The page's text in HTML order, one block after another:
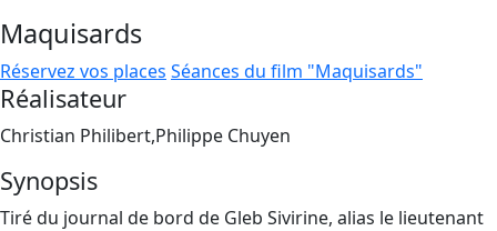
Maquisards
Réservez vos places Séances du film "Maquisards"
Réalisateur
Christian Philibert,Philippe Chuyen
Synopsis
Tiré du journal de bord de Gleb Sivirine, alias le lieutenant